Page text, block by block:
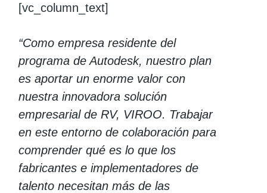
[vc_column_text]
“Como empresa residente del
programa de Autodesk, nuestro plan
es aportar un enorme valor con
nuestra innovadora solución
empresarial de RV, VIROO. Trabajar
en este entorno de colaboración para
comprender qué es lo que los
fabricantes e implementadores de
talento necesitan más de las